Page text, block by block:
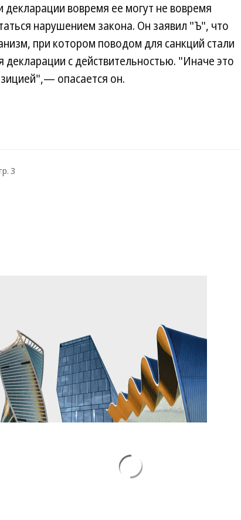
декларации вовремя ее могут не вовремя
нарушением закона. Он заявил "Ъ", что
при котором поводом для санкций стали
с действительностью. "Иначе это
опасается он.
3